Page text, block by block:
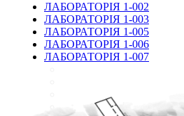
ЛАБОРАТОРІЯ 1-002
ЛАБОРАТОРІЯ 1-003
ЛАБОРАТОРІЯ 1-005
ЛАБОРАТОРІЯ 1-006
ЛАБОРАТОРІЯ 1-007